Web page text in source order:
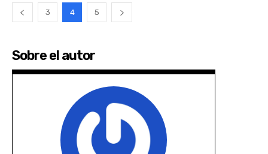
3 4 5
Sobre el autor